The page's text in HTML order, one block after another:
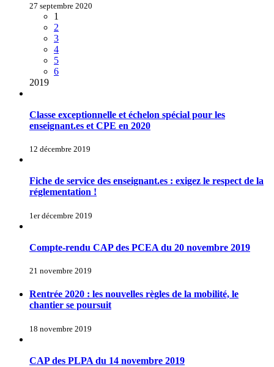
27 septembre 2020
1
2
3
4
5
6
2019
Classe exceptionnelle et échelon spécial pour les
enseignant.es et CPE en 2020
12 décembre 2019
Fiche de service des enseignant.es : exigez le respect de la
réglementation !
1er décembre 2019
Compte-rendu CAP des PCEA du 20 novembre 2019
21 novembre 2019
Rentrée 2020 : les nouvelles règles de la mobilité, le
chantier se poursuit
18 novembre 2019
CAP des PLPA du 14 novembre 2019